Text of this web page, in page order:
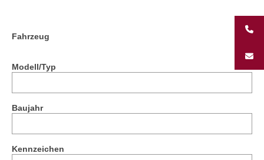
Fahrzeug
Modell/Typ
Baujahr
Kennzeichen